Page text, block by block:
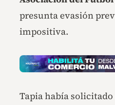
presunta evasión
impositiva.
Tapia había